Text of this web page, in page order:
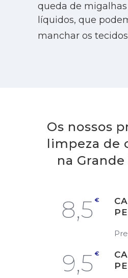
queda de migalhas
líquidos, que
manchar os
Os nossos
limpeza de
na
8,5 €
9,5 €